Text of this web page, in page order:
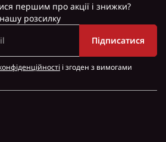
першим про акції і знижки?
розсилку
Підписатися
і згоден з вимогами